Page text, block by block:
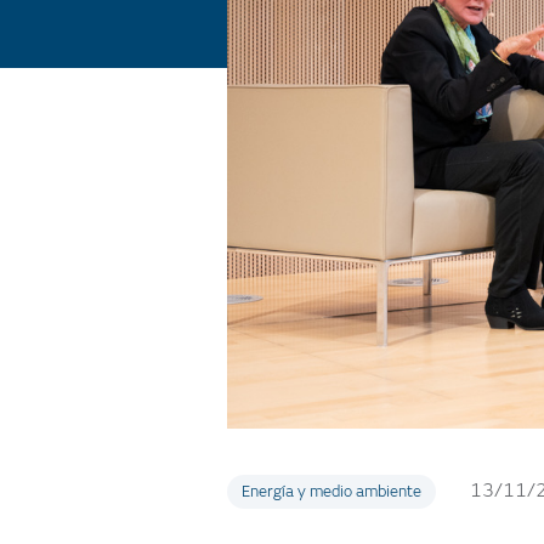
Energía y medio ambiente 13/11/